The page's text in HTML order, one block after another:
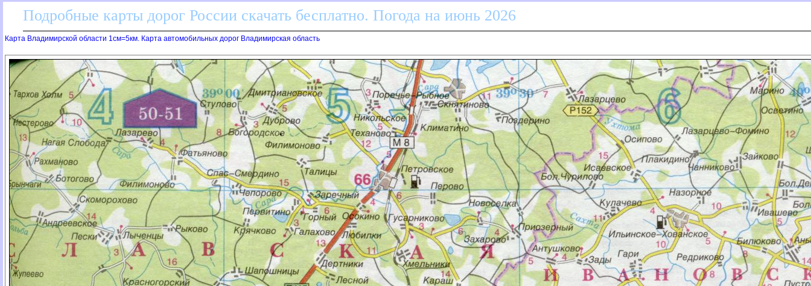
Подробные карты дорог России скачать бесплатно. Погода на июнь 2026
Карта Владимирской области 1см=5км. Карта автомобильных дорог Владимирская область